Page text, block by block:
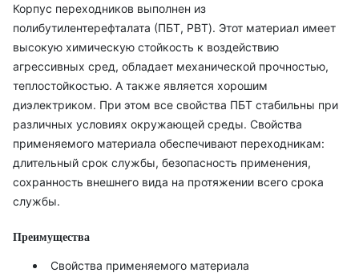
Корпус переходников выполнен из
полибутилентерефталата (ПБТ, PBT). Этот материал имеет
высокую химическую стойкость к воздействию
агрессивных сред, обладает механической прочностью,
теплостойкостью. А также является хорошим
диэлектриком. При этом все свойства ПБТ стабильны при
различных условиях окружающей среды. Свойства
применяемого материала обеспечивают переходникам:
длительный срок службы, безопасность применения,
сохранность внешнего вида на протяжении всего срока
службы.
Преимущества
Свойства применяемого материала